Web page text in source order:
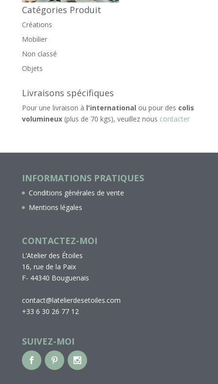
Catégories Produit
Créations
Mobilier
Non classé
Objets
Livraisons spécifiques
Pour une livraison à l'international ou pour des colis
volumineux(plus de 70 kgs), veuillez nous contacter
INFORMATIONS PRATIQUES
Conditions générales de vente
Mentions légales
CONTACTEZ-MOI
L’Atelier des Étoiles
16, rue de la Paix
F- 44340 Bouguenais
contact@latelierdesetoiles.com
+33 6 30 26 77 12
SUIVEZ-MOI